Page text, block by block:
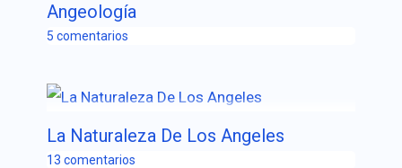
Angeología
5 comentarios
La Naturaleza De Los Angeles
13 comentarios